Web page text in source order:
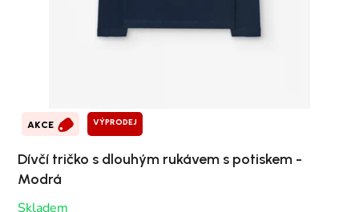
AKCE VÝPRODEJ
Dívčí tričko s dlouhým rukávem s potiskem -
Modrá
Skladem